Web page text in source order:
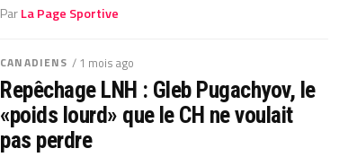
ParLa Page Sportive
CANADIENS / 1 mois ago
Repêchage LNH : Gleb Pugachyov, le
«poids lourd» que le CH ne voulait
pas perdre